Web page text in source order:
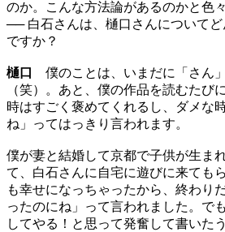
のか。こんな方法論があるのかと色
── 白石さんは、樋口さんについて
ですか？
樋口
僕のことは、いまだに「さん
（笑）。あと、僕の作品を読むたび
時はすごく褒めてくれるし、ダメな
ね」ってはっきり言われます。
僕が妻と結婚して京都で子供が生ま
て、白石さんに自宅に遊びに来ても
も幸せになっちゃったから、終わり
ったのにね」って言われました。で
してやる！と思って発奮して書いた